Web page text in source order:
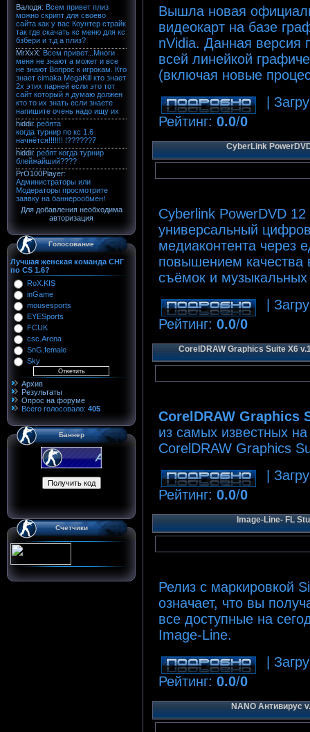
Для добавления необходима
авторизация
Голосование
Лучшая женская команда СНГ
по CS 1.6?
RoX.KIS
inGame
mousesports
EYESports
FCUK
csc.Arena
SnG.female
Sky
Архив
Результаты
Опрос на форуме
Всего голосовало: 405
Баннер
Счетчики
Вышла новая
видеокарт на базе
nVidia. Данная версия
всей линейкой
(включая новые
|
Рейтинг: 0.0/0
CyberLink
Cyberlink PowerDVD
универсальный
медиаконтента через
повышением качества
съёмок и
|
Рейтинг: 0.0/0
CorelDRAW Graphics Suite X6
CorelDRAW Graphics
из самых известных
CorelDRAW Graphics
|
Рейтинг: 0.0/0
Image-Line- FL
Релиз с маркировкой
означает, что вы
все доступные на
Image-Line.
|
Рейтинг: 0.0/0
NANO Антивирус